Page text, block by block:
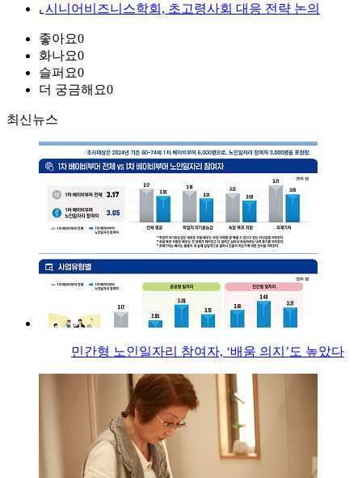
⌞ 시니어비즈니스학회, 초고령사회 대응 전략 논의
좋아요0
화나요0
슬퍼요0
더 궁금해요0
최신뉴스
민간형 노인일자리 참여자, ‘배움 의지’도 높았다